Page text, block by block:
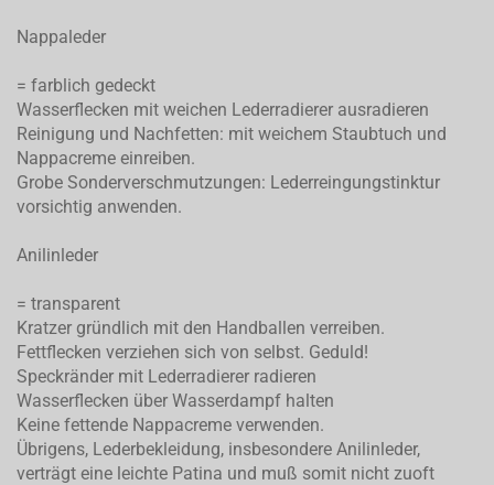
Nappaleder
= farblich gedeckt
Wasserflecken mit weichen Lederradierer ausradieren
Reinigung und Nachfetten: mit weichem Staubtuch und
Nappacreme einreiben.
Grobe Sonderverschmutzungen: Lederreingungstinktur
vorsichtig anwenden.
Anilinleder
= transparent
Kratzer gründlich mit den Handballen verreiben.
Fettflecken verziehen sich von selbst. Geduld!
Speckränder mit Lederradierer radieren
Wasserflecken über Wasserdampf halten
Keine fettende Nappacreme verwenden.
Übrigens, Lederbekleidung, insbesondere Anilinleder,
verträgt eine leichte Patina und muß somit nicht zuoft